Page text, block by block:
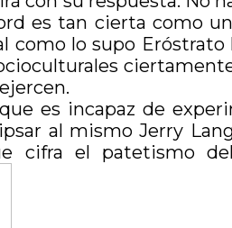
es tan cierta como
como lo supo
es incapaz de
al mismo Jerry
cifra el patetismo